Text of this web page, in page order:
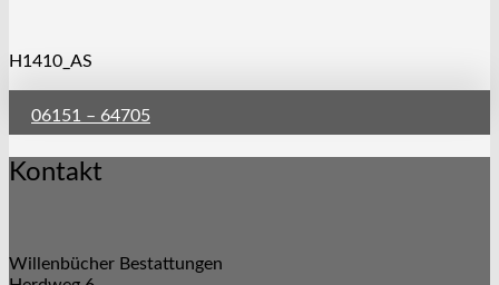
H1410_AS
06151 – 64705
Kontakt
Willenbücher Bestattungen